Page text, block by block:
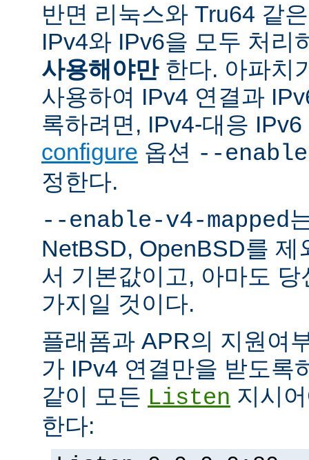
반면 리눅스와 Tru64 같
IPv4와 IPv6을 모두 처리
사용해야만한다. 아파치
사용하여 IPv4 연결과
록하려면, IPv4-대응
configure 옵션 --
정한다.
--enable-v4-mapped
NetBSD, OpenBSD를 제
서 기본값이고, 아마도
가지일 것이다.
플래폼과 APR의 지원여
가 IPv4 연결만을 받도록
같이 모든 Listen 지시
한다: